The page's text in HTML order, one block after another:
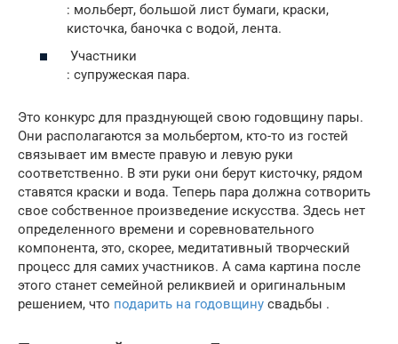
: мольберт, большой лист бумаги, краски,
кисточка, баночка с водой, лента.
Участники
: супружеская пара.
Это конкурс для празднующей свою годовщину пары.
Они располагаются за мольбертом, кто-то из гостей
связывает им вместе правую и левую руки
соответственно. В эти руки они берут кисточку, рядом
ставятся краски и вода. Теперь пара должна сотворить
свое собственное произведение искусства. Здесь нет
определенного времени и соревновательного
компонента, это, скорее, медитативный творческий
процесс для самих участников. А сама картина после
этого станет семейной реликвией и оригинальным
решением, что подарить на годовщину свадьбы .